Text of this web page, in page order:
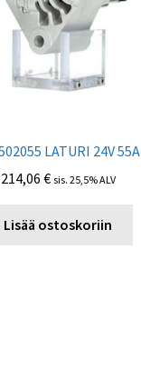
LATURI 24V 55A
214,06 € sis. 25,5% ALV
Lisää ostoskoriin